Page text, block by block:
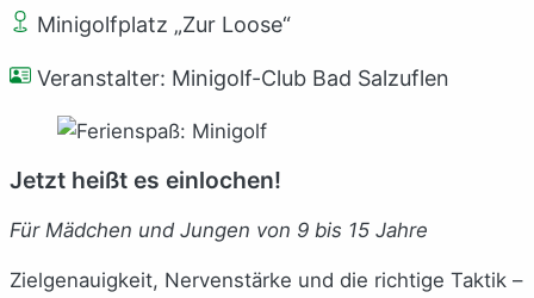
Minigolfplatz „Zur Loose“
Veranstalter: Minigolf-Club Bad Salzuflen
Jetzt heißt es einlochen!
Für Mädchen und Jungen von 9 bis 15 Jahre
Zielgenauigkeit, Nervenstärke und die richtige Taktik –